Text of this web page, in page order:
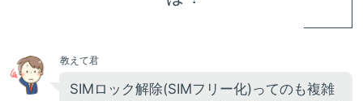
教えて君
SIMロック解除(SIMフリー化)ってのも複雑